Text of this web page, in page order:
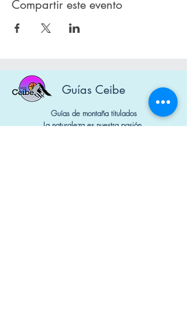
Compartir este evento
Guías Ceibe
Guías de montaña titulados
La naturaleza es nuestra pasión.